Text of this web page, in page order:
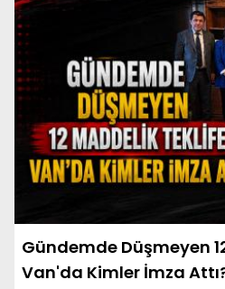
Gündemde Düşmeyen
Van'da Kimler İmza